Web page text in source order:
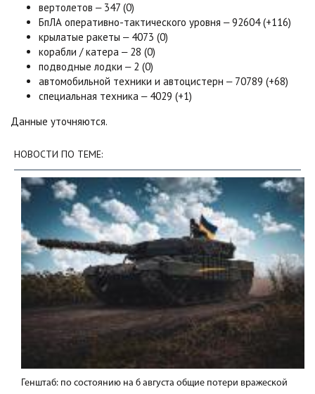
вертолетов ‒ 347 (0)
БпЛА оперативно-тактического уровня ‒ 92604 (+116)
крылатые ракеты ‒ 4073 (0)
корабли / катера ‒ 28 (0)
подводные лодки ‒ 2 (0)
автомобильной техники и автоцистерн ‒ 70789 (+68)
специальная техника ‒ 4029 (+1)
Данные уточняются.
НОВОСТИ ПО ТЕМЕ:
Генштаб: по состоянию на 6 августа общие потери вражеской